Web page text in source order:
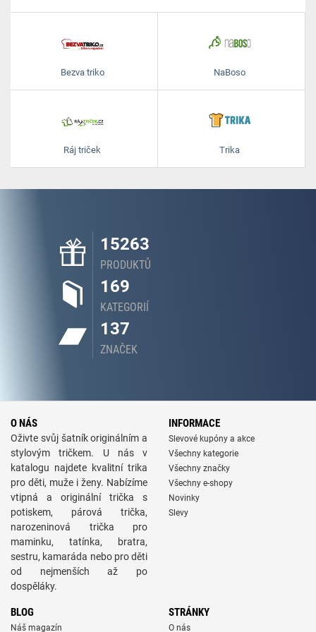
Bezva triko NaBoso
Ráj triček Trika
15263
PRODUKTŮ
169
KATEGORIÍ
137
ZNAČEK
O NÁS
Oživte svůj šatník originálním a
stylovým tričkem. U nás v
katalogu najdete kvalitní trika
pro děti, muže i ženy. Nabízíme
vtipná a originální trička s
potiskem, párová trička,
narozeninová trička pro
maminku, tatínka, bratra,
sestru, kamaráda nebo pro děti
od nejmenších až po
dospěláky.
INFORMACE
Slevové kupóny a akce
Všechny kategorie
Všechny značky
Všechny e-shopy
Novinky
Slevy
BLOG
Náš magazín
STRÁNKY
O nás